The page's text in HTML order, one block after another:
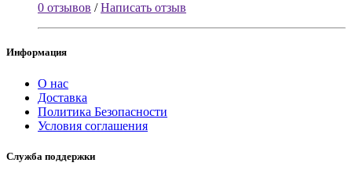
0 отзывов /Написать отзыв
Информация
О нас
Доставка
Политика Безопасности
Условия соглашения
Служба поддержки